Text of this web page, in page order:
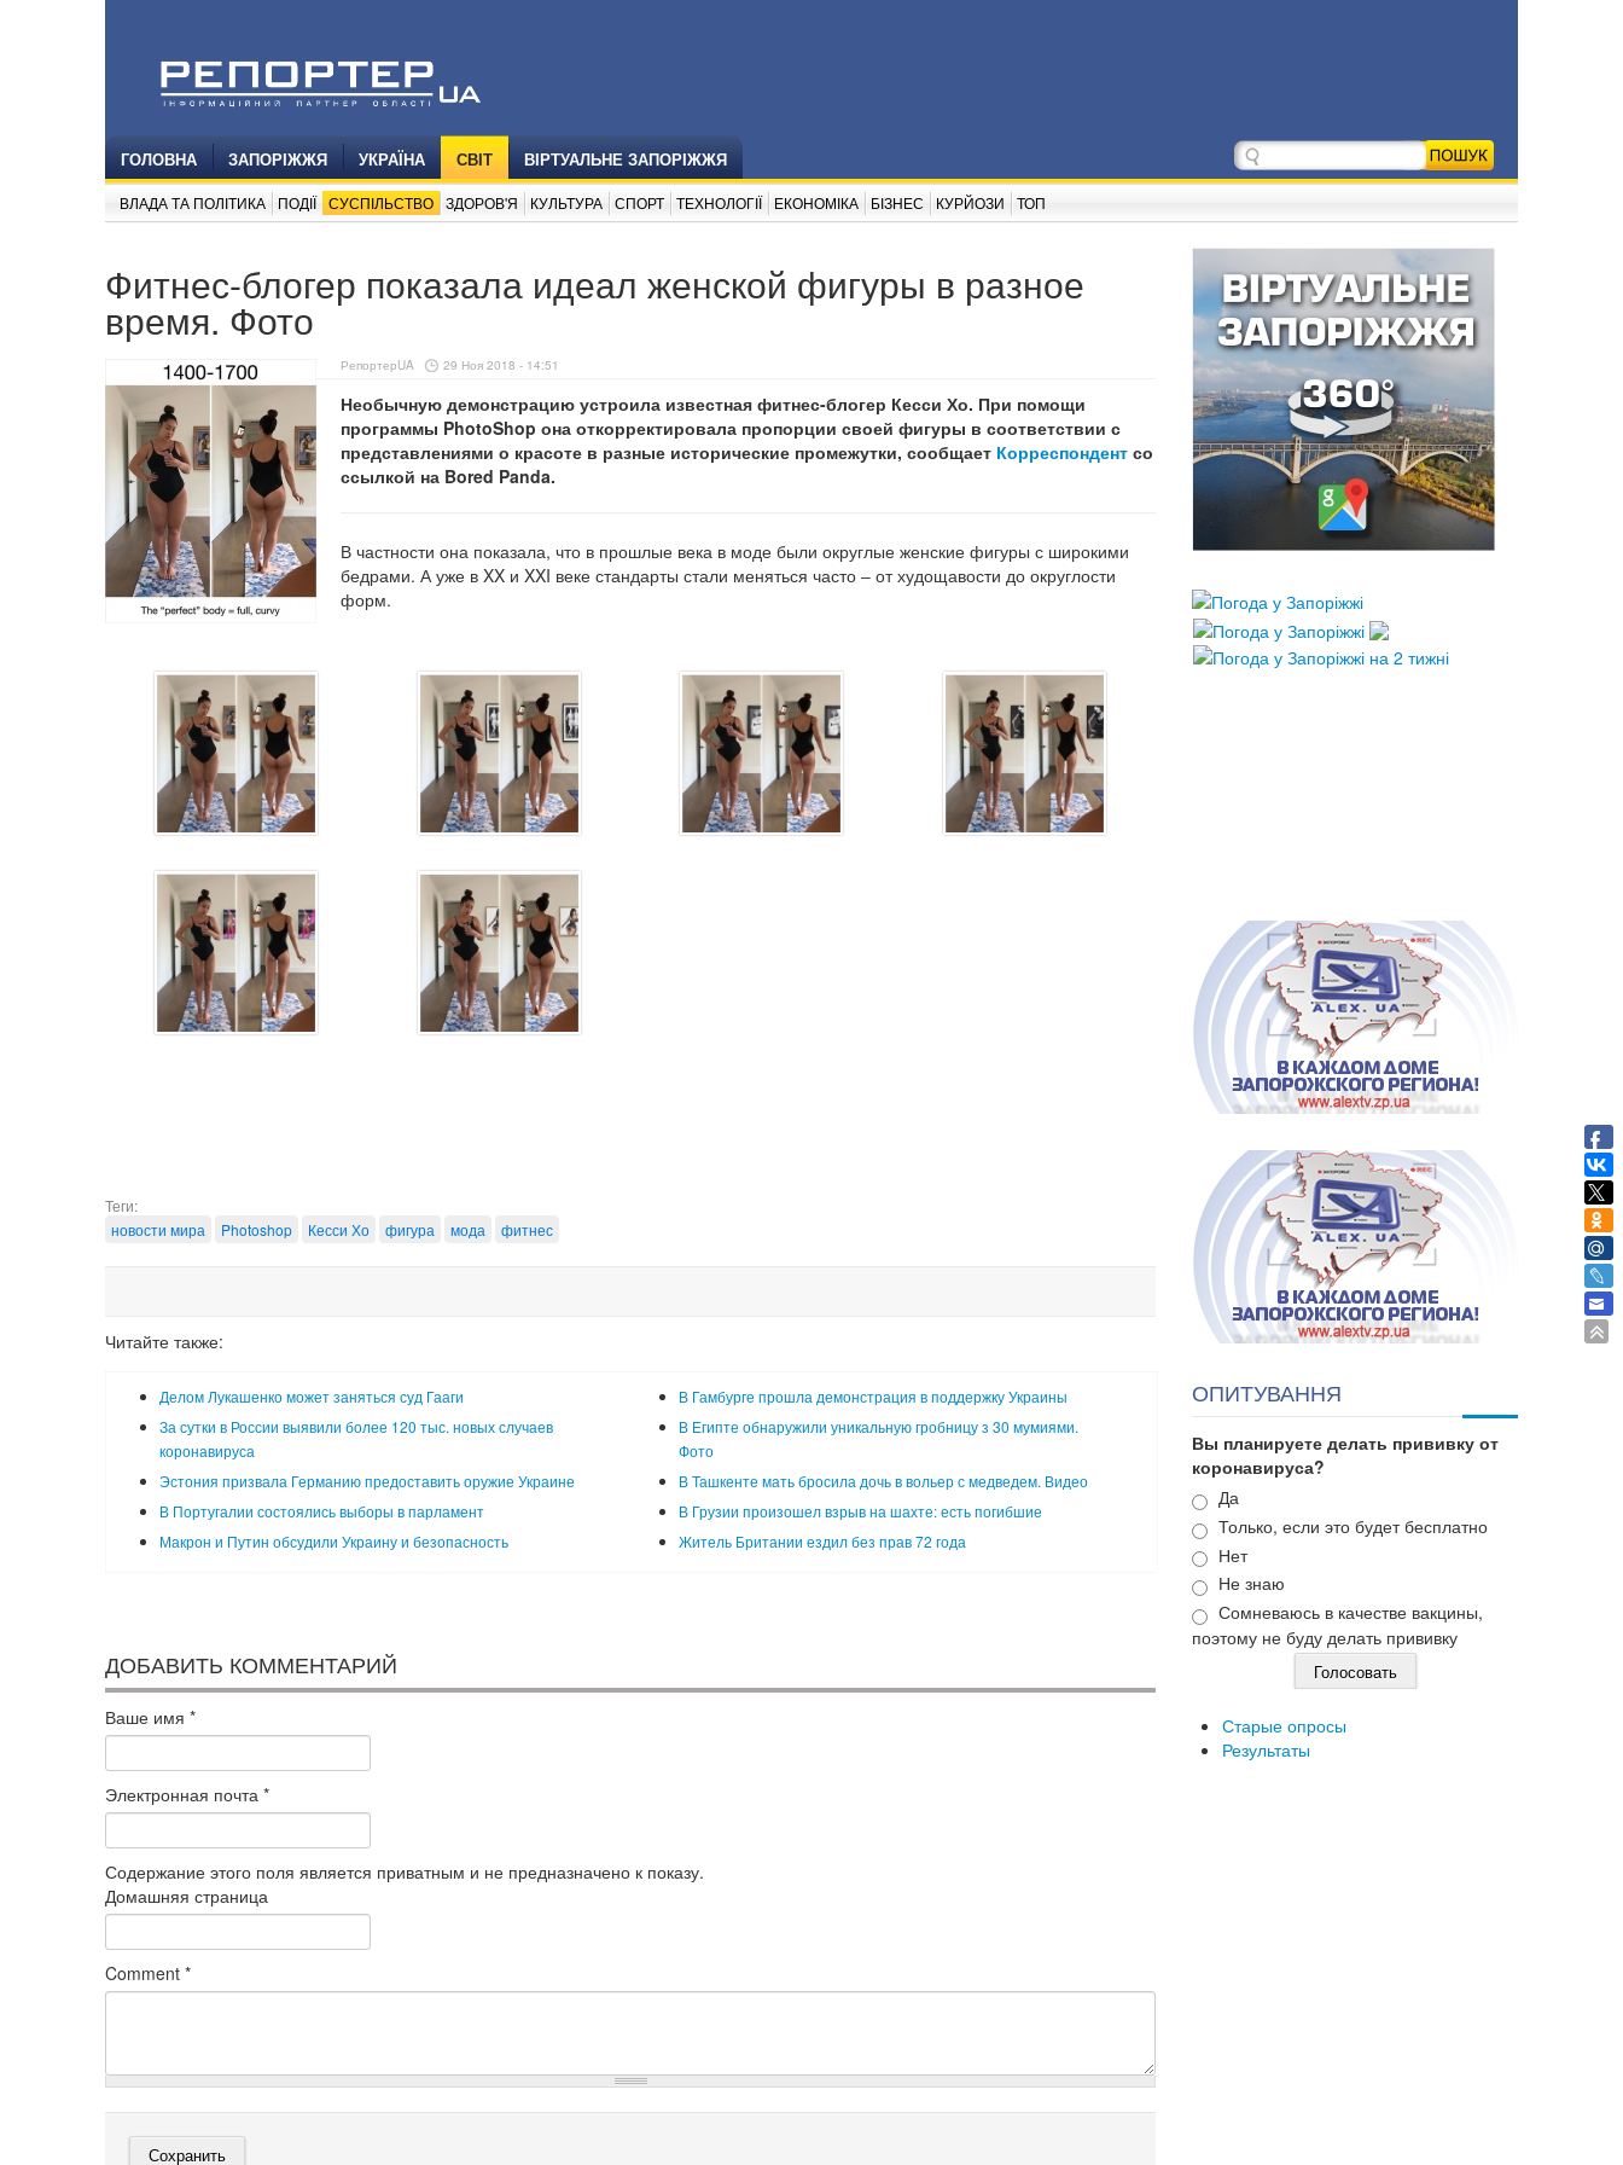
ГОЛОВНА ЗАПОРІЖЖЯ УКРАЇНА СВІТ ВІРТУАЛЬНЕ ЗАПОРІЖЖЯ
ВЛАДА ТА ПОЛІТИКА ПОДІЇ СУСПІЛЬСТВО ЗДОРОВ'Я КУЛЬТУРА СПОРТ ТЕХНОЛОГІЇ ЕКОНОМІКА БІЗНЕС КУРЙОЗИ ТОП
Фитнес-блогер показала идеал женской фигуры в разное
время. Фото
РепортерUA 29 Ноя 2018 - 14:51
Необычную демонстрацию устроила известная фитнес-блогер Кесси Хо. При помощи
программы PhotoShop она откорректировала пропорции своей фигуры в соответствии с
представлениями о красоте в разные исторические промежутки, сообщает Корреспондент со
ссылкой на Bored Panda.
В частности она показала, что в прошлые века в моде были округлые женские фигуры с широкими
бедрами. А уже в XX и XXI веке стандарты стали меняться часто ‒ от худощавости до округлости
форм.
Теги:
новости мира
Photoshop Кесси Хо фигура мода фитнес
Читайте также:
Делом Лукашенко может заняться суд Гааги
В Гамбурге прошла демонстрация в поддержку Украины
За сутки в России выявили более 120 тыс. новых случаев
коронавируса
В Египте обнаружили уникальную гробницу з 30 мумиями.
Фото
Эстония призвала Германию предоставить оружие Украине
В Ташкенте мать бросила дочь в вольер с медведем. Видео
В Португалии состоялись выборы в парламент
В Грузии произошел взрыв на шахте: есть погибшие
Макрон и Путин обсудили Украину и безопасность
Житель Британии ездил без прав 72 года
ДОБАВИТЬ КОММЕНТАРИЙ
Ваше имя *
Электронная почта *
Содержание этого поля является приватным и не предназначено к показу.
Домашняя страница
Comment *
ОПИТУВАННЯ
Вы планируете делать прививку от
коронавируса?
Варианты
Да
Только, если это будет бесплатно
Нет
Не знаю
Сомневаюсь в качестве вакцины,
поэтому не буду делать прививку
Старые опросы
Результаты